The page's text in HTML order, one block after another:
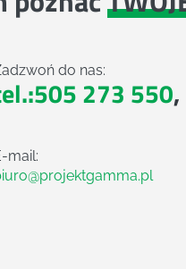
do nas:
273 550,
mail: